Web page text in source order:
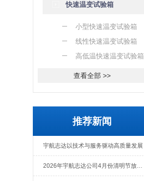
快速温变试验箱
小型快速温变试验箱
线性快速温变试验箱
高低温快速温变试验箱
查看全部 >>
推荐新闻
宇航志达以技术与服务驱动高质量发展
2026年宇航志达公司4月份清明节放假通知